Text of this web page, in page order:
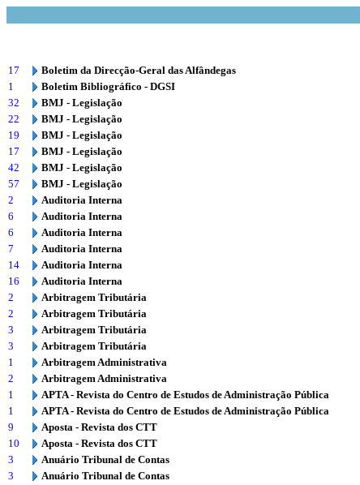
17
Boletim da Direcção-Geral das Alfândegas
1
Boletim Bibliográfico - DGSI
32
BMJ - Legislação
22
BMJ - Legislação
19
BMJ - Legislação
17
BMJ - Legislação
42
BMJ - Legislação
57
BMJ - Legislação
2
Auditoria Interna
6
Auditoria Interna
6
Auditoria Interna
7
Auditoria Interna
14
Auditoria Interna
16
Auditoria Interna
2
Arbitragem Tributária
2
Arbitragem Tributária
3
Arbitragem Tributária
3
Arbitragem Tributária
1
Arbitragem Administrativa
2
Arbitragem Administrativa
1
APTA - Revista do Centro de Estudos de Administração Pública
1
APTA - Revista do Centro de Estudos de Administração Pública
9
Aposta - Revista dos CTT
10
Aposta - Revista dos CTT
3
Anuário Tribunal de Contas
3
Anuário Tribunal de Contas